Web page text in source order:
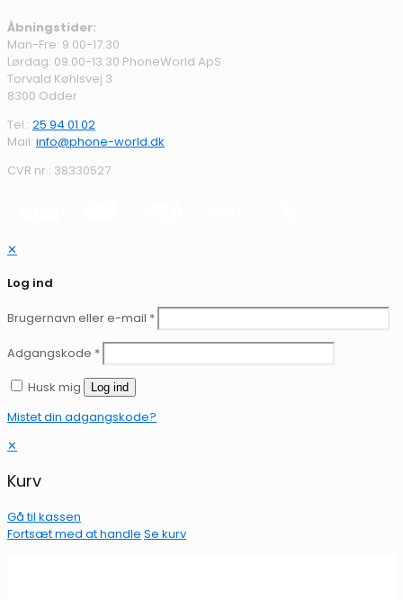
Åbningstider:
Man-Fre: 9.00-17.30
Lørdag: 09.00-13.30 PhoneWorld ApS
Torvald Køhlsvej 3
8300 Odder
Tel.: 25 94 01 02
Mail: info@phone-world.dk
CVR nr.: 38330527
✕
Log ind
Brugernavn eller e-mail *
Adgangskode *
Husk mig
Log ind
Mistet din adgangskode?
✕
Kurv
Gå til kassen
Fortsæt med at handle Se kurv